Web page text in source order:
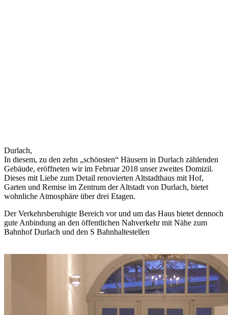
Durlach,
In diesem, zu den zehn „schönsten“ Häusern in Durlach zählenden
Gebäude, eröffneten wir im Februar 2018 unser zweites Domizil.
Dieses mit Liebe zum Detail renovierten Altstadthaus mit Hof,
Garten und Remise im Zentrum der Altstadt von Durlach, bietet
wohnliche Atmosphäre über drei Etagen.
Der Verkehrsberuhigte Bereich vor und um das Haus bietet dennoch
gute Anbindung an den öffentlichen Nahverkehr mit Nähe zum
Bahnhof Durlach und den S Bahnhaltestellen